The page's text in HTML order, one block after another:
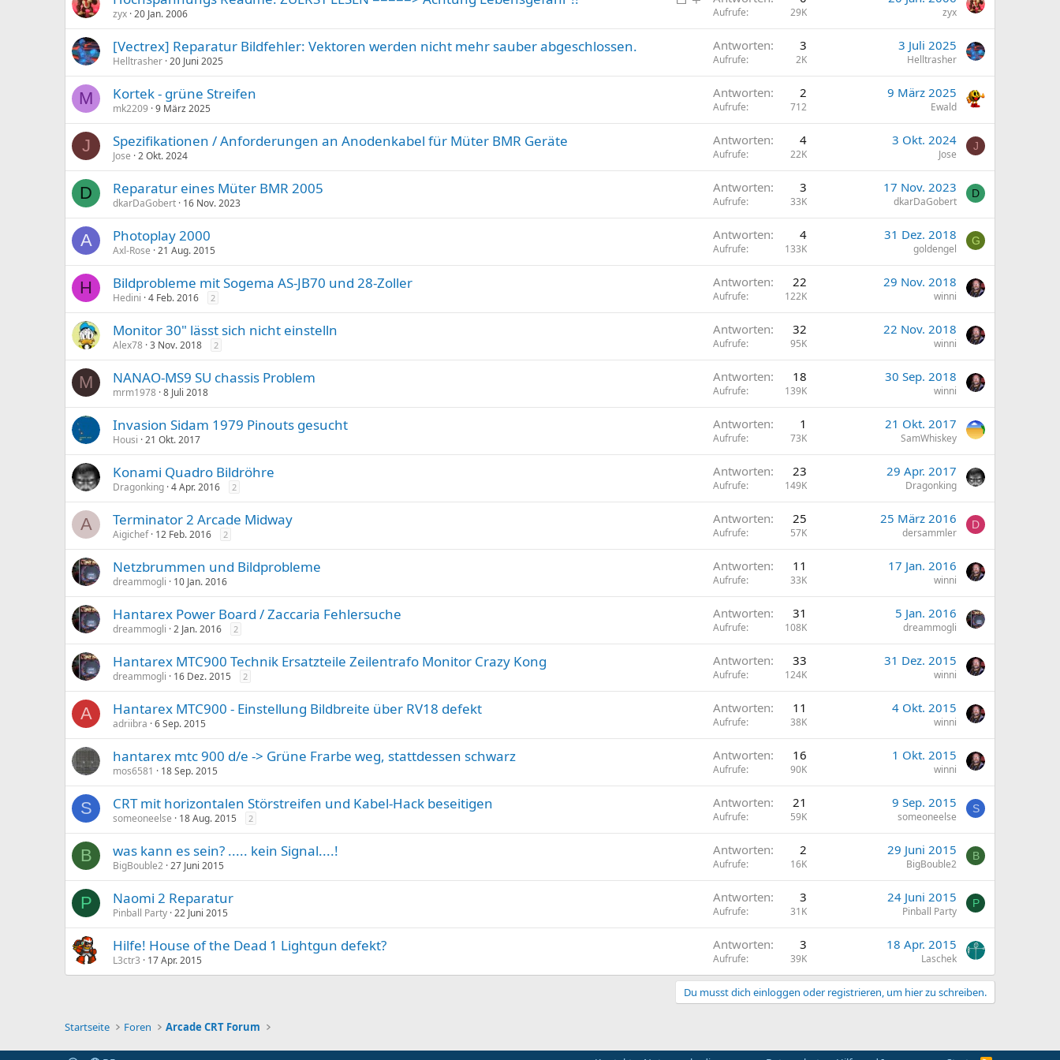
i
s
r
g
i
zyx 20 Jan. 2006 Aufrufe 29K zyx
[Vectrex] Reparatur Bildfehler: Vektoren werden nicht mehr sauber abgeschlossen.
Helltrasher 20 Juni 2025
Antworten 3
Aufrufe 2K
3 Juli 2025
Helltrasher
M Kortek - grüne Streifen
mk2209 9 März 2025
Antworten 2
Aufrufe 712
9 März 2025
Ewald
J Spezifikationen / Anforderungen an Anodenkabel für Müter BMR Geräte
Jose 2 Okt. 2024
Antworten 4
Aufrufe 22K
3 Okt. 2024
Jose
J
D Reparatur eines Müter BMR 2005
dkarDaGobert 16 Nov. 2023
Antworten 3
Aufrufe 33K
17 Nov. 2023
dkarDaGobert
D
A Photoplay 2000
Axl-Rose 21 Aug. 2015
Antworten 4
Aufrufe 133K
31 Dez. 2018
goldengel
G
H Bildprobleme mit Sogema AS-JB70 und 28-Zoller
Hedini 4 Feb. 2016 2
Antworten 22
Aufrufe 122K
29 Nov. 2018
winni
Monitor 30" lässt sich nicht einstelln
Alex78 3 Nov. 2018 2
Antworten 32
Aufrufe 95K
22 Nov. 2018
winni
M NANAO-MS9 SU chassis Problem
mrm1978 8 Juli 2018
Antworten 18
Aufrufe 139K
30 Sep. 2018
winni
Invasion Sidam 1979 Pinouts gesucht
Housi 21 Okt. 2017
Antworten 1
Aufrufe 73K
21 Okt. 2017
SamWhiskey
Konami Quadro Bildröhre
Dragonking 4 Apr. 2016 2
Antworten 23
Aufrufe 149K
29 Apr. 2017
Dragonking
A Terminator 2 Arcade Midway
Aigichef 12 Feb. 2016 2
Antworten 25
Aufrufe 57K
25 März 2016
dersammler
D
Netzbrummen und Bildprobleme
dreammogli 10 Jan. 2016
Antworten 11
Aufrufe 33K
17 Jan. 2016
winni
Hantarex Power Board / Zaccaria Fehlersuche
dreammogli 2 Jan. 2016 2
Antworten 31
Aufrufe 108K
5 Jan. 2016
dreammogli
Hantarex MTC900 Technik Ersatzteile Zeilentrafo Monitor Crazy Kong
dreammogli 16 Dez. 2015 2
Antworten 33
Aufrufe 124K
31 Dez. 2015
winni
A Hantarex MTC900 - Einstellung Bildbreite über RV18 defekt
adriibra 6 Sep. 2015
Antworten 11
Aufrufe 38K
4 Okt. 2015
winni
hantarex mtc 900 d/e -> Grüne Frarbe weg, stattdessen schwarz
mos6581 18 Sep. 2015
Antworten 16
Aufrufe 90K
1 Okt. 2015
winni
S CRT mit horizontalen Störstreifen und Kabel-Hack beseitigen
someoneelse 18 Aug. 2015 2
Antworten 21
Aufrufe 59K
9 Sep. 2015
someoneelse
S
B was kann es sein? ..... kein Signal....!
BigBouble2 27 Juni 2015
Antworten 2
Aufrufe 16K
29 Juni 2015
BigBouble2
B
P Naomi 2 Reparatur
Pinball Party 22 Juni 2015
Antworten 3
Aufrufe 31K
24 Juni 2015
Pinball Party
P
Hilfe! House of the Dead 1 Lightgun defekt?
L3ctr3 17 Apr. 2015
Antworten 3
Aufrufe 39K
18 Apr. 2015
Laschek
Du musst dich einloggen oder registrieren, um hier zu schreiben.
Startseite Foren Arcade CRT Forum